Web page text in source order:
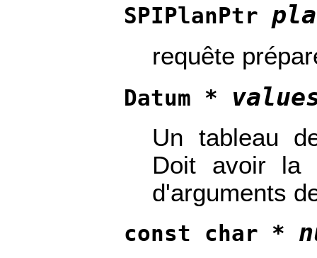
SPIPlanPtr
requête
Datum *
Un tableau
Doit avoir la
d'arguments
const char *